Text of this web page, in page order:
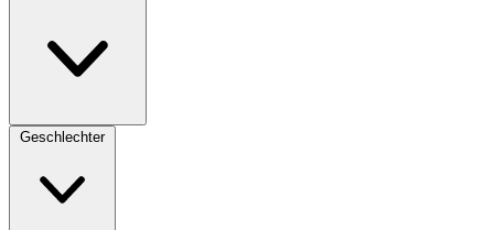
Geschlechter